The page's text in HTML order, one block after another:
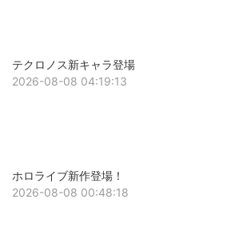
テクロノス新キャラ登場
2026-08-08 04:19:13
ホロライブ新作登場！
2026-08-08 00:48:18